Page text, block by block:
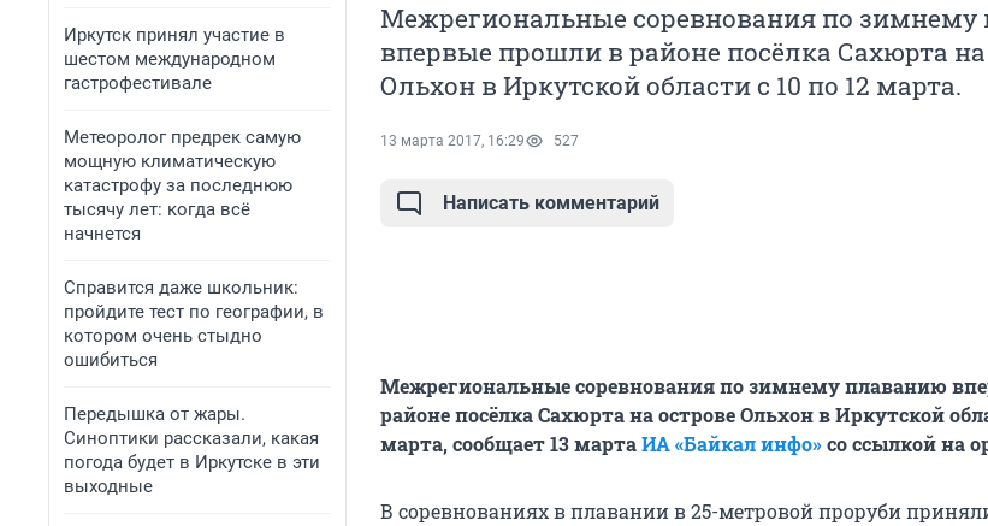
Иркутск принял участие в
шестом международном
гастрофестивале
Метеоролог предрек самую
мощную климатическую
катастрофу за последнюю
тысячу лет: когда всё
начнется
Справится даже школьник:
пройдите тест по географии, в
котором очень стыдно
ошибиться
Передышка от жары.
Синоптики рассказали, какая
погода будет в Иркутске в эти
выходные
Межрегиональные соревнования по
впервые прошли в районе посёлка Сахюрта на
Ольхон в Иркутской области с 10 по 12 марта.
13 марта 2017, 16:29 527
Написать комментарий
Межрегиональные соревнования по зимнему плаванию
районе посёлка Сахюрта на острове Ольхон в Иркутской
марта, сообщает 13 мартаИА «Байкал инфо»со ссылкой на
В соревнованиях в плавании в 25-метровой проруби